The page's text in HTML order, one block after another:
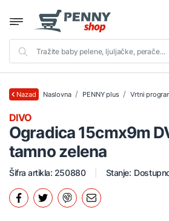
Nazad Naslovna PENNY plus Vrtni
Ogradica 15cmx9m
tamno zelena
DIVO
Šifra artikla: 250880 Stanje: